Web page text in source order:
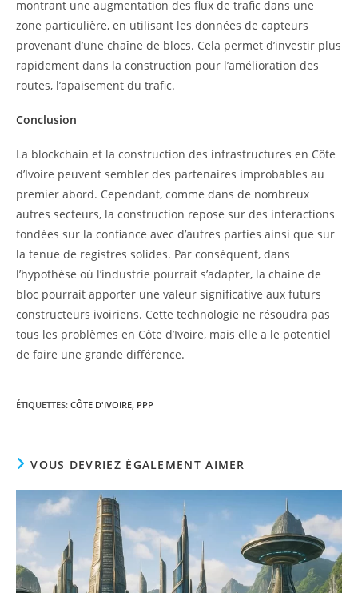
montrant une augmentation des flux de trafic dans une
zone particulière, en utilisant les données de capteurs
provenant d’une chaîne de blocs. Cela permet d’investir plus
rapidement dans la construction pour l’amélioration des
routes, l’apaisement du trafic.
Conclusion
La blockchain et la construction des infrastructures en Côte
d’Ivoire peuvent sembler des partenaires improbables au
premier abord. Cependant, comme dans de nombreux
autres secteurs, la construction repose sur des interactions
fondées sur la confiance avec d’autres parties ainsi que sur
la tenue de registres solides. Par conséquent, dans
l’hypothèse où l’industrie pourrait s’adapter, la chaine de
bloc pourrait apporter une valeur significative aux futurs
constructeurs ivoiriens. Cette technologie ne résoudra pas
tous les problèmes en Côte d’Ivoire, mais elle a le potentiel
de faire une grande différence.
ÉTIQUETTES: CÔTE D'IVOIRE PPP
VOUS DEVRIEZ ÉGALEMENT AIMER